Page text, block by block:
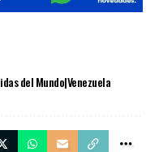
del Mundo|Venezuela